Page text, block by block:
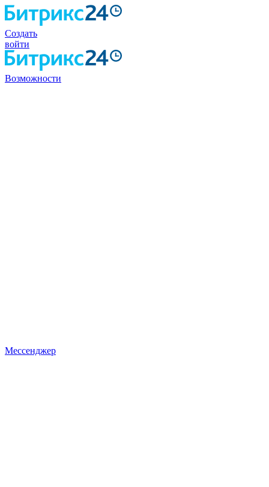
Создать
войти
Возможности
Мессенджер